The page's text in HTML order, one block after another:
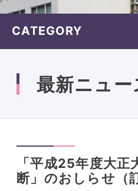
CATEGORY
最新ニュー
「平成25年度大正
断」のおしらせ（